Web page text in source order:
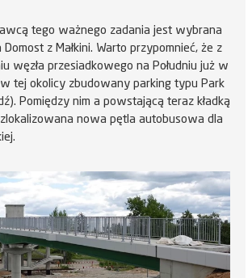
tego ważnego zadania jest wybrana
z Małkini. Warto przypomnieć, że z
węzła przesiadkowego na Południu już w
tej okolicy zbudowany parking typu Park
Pomiędzy nim a powstającą teraz kładką
nowa pętla autobusowa dla